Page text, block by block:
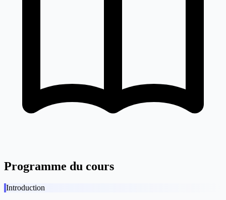
Programme du cours
Introduction